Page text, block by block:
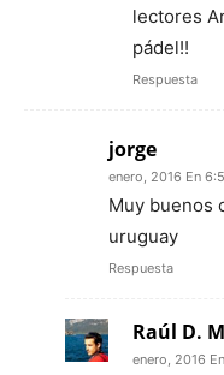
lectores
pádel!!
Respuesta
jorge
enero, 2016 En
Muy buenos
uruguay
Respuesta
Raúl D.
enero, 2016